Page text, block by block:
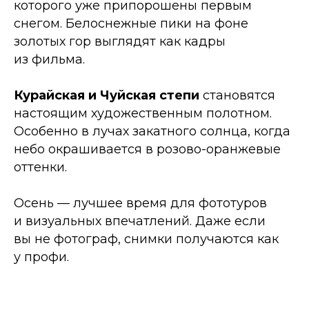
которого уже припорошены первым
снегом. Белоснежные пики на фоне
золотых гор выглядят как кадры
из фильма.
Курайская и Чуйская степи становятся
настоящим художественным полотном.
Особенно в лучах закатного солнца, когда
небо окрашивается в розово-оранжевые
оттенки.
Осень — лучшее время для фототуров
и визуальных впечатлений. Даже если
вы не фотограф, снимки получаются как
у профи.